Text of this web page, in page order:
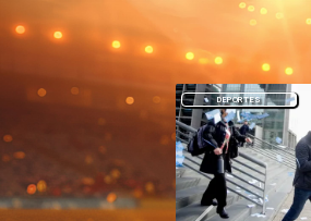
DEPORTES